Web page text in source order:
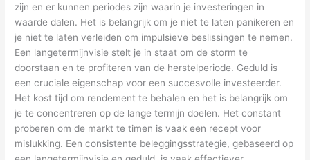
zijn en er kunnen periodes zijn waarin je investeringen in
waarde dalen. Het is belangrijk om je niet te laten panikeren en
je niet te laten verleiden om impulsieve beslissingen te nemen.
Een langetermijnvisie stelt je in staat om de storm te
doorstaan en te profiteren van de herstelperiode. Geduld is
een cruciale eigenschap voor een succesvolle investeerder.
Het kost tijd om rendement te behalen en het is belangrijk om
je te concentreren op de lange termijn doelen. Het constant
proberen om de markt te timen is vaak een recept voor
mislukking. Een consistente beleggingsstrategie, gebaseerd op